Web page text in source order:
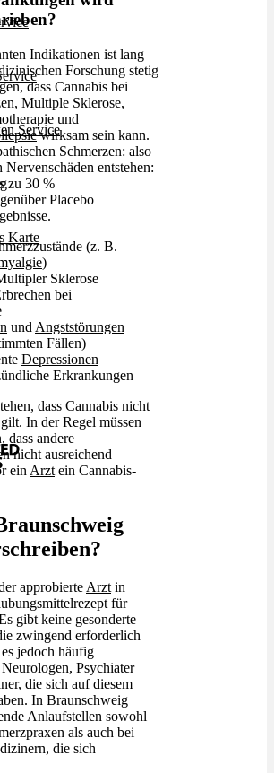
Service
Karte
Indikationen ist lang
Forschung stetig
dass Cannabis bei
Multiple Sklerose,
und
wirksam sein kann.
Schmerzen: also
entstehen:
zu 30 %
Placebo
(z. B.
)
Sklerose
bei
und Angststörungen
Fällen)
Depressionen
Erkrankungen
dass Cannabis nicht
In der Regel müssen
dass andere
nicht ausreichend
ein Arzt ein Cannabis-
approbierte Arzt in
für
gibt keine gesonderte
zwingend erforderlich
jedoch häufig
Psychiater
die sich auf diesem
In Braunschweig
Anlaufstellen sowohl
als auch bei
die sich